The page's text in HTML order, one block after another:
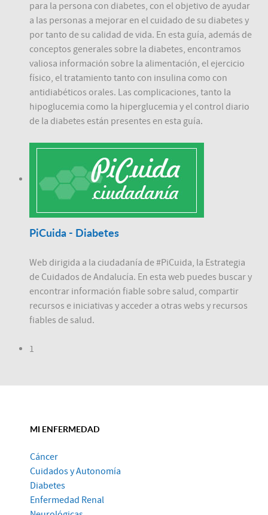
para la persona con diabetes, con el objetivo de ayudar
a las personas a mejorar en el cuidado de su diabetes y
por tanto de su calidad de vida. En esta guía, además de
conceptos generales sobre la diabetes, encontramos
valiosa información sobre la alimentación, el ejercicio
físico, el tratamiento tanto con insulina como con
antidiabéticos orales. Las complicaciones, tanto la
hipoglucemia como la hiperglucemia y el control diario
de la diabetes están presentes en esta guía.
PiCuida - Diabetes
Web dirigida a la ciudadanía de #PiCuida, la Estrategia
de Cuidados de Andalucía. En esta web puedes buscar y
encontrar información fiable sobre salud, compartir
recursos e iniciativas y acceder a otras webs y recursos
fiables de salud.
1
MI ENFERMEDAD
Cáncer
Cuidados y Autonomía
Diabetes
Enfermedad Renal